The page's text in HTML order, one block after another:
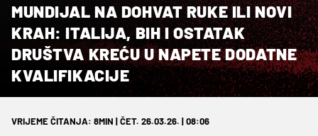
MUNDIJAL NA DOHVAT RUKE ILI NOVI
KRAH: ITALIJA, BIH I OSTATAK
DRUŠTVA KREĆU U NAPETE DODATNE
KVALIFIKACIJE
VRIJEME ČITANJA: 8MIN | ČET. 26.03.26. | 08:06